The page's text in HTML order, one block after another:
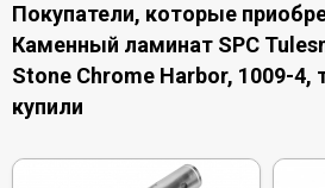
Покупатели, которые
Каменный ламинат SPC
Stone Chrome Harbor, 1009-4,
купили